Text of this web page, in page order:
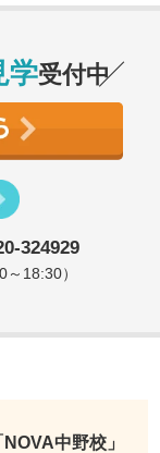
学受付中
324929
18:30）
NOVA中野校」